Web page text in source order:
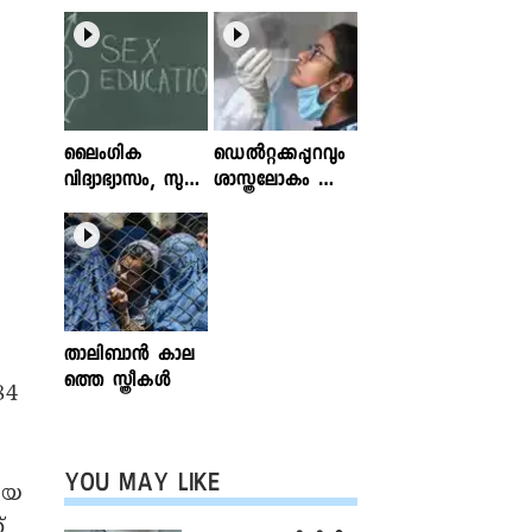
ലൈംഗിക
വിദ്യാഭ്യാസം, സുര
ക്ഷിതവും അ
ല്ലാത്തതുമായ സ്പ
ര്‍ശനങ്ങള്‍; ഇ
ന്‍ഫോക്ലിനിക്ക്
ലേഖനം
വായിക്കാം
ഡെൽറ്റക്കപ്പുറവും
ശാസ്ത്രലോകം ശ്ര
താലിബാന്‍ കാല
ത്തെ സ്ത്രീകള്‍
YOU MAY LIKE